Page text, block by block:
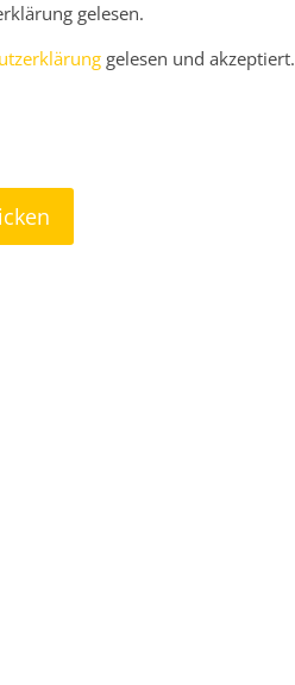
gelesen.
gelesen und akzeptiert.